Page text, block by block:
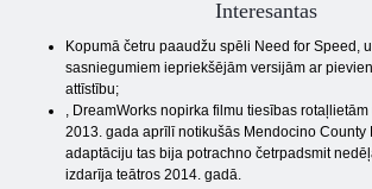
Interesantas
Kopumā četru paaudžu spēli Need for Speed,
sasniegumiem iepriekšējām versijām ar
attīstību;
, DreamWorks nopirka filmu tiesības
2013. gada aprīlī notikušās Mendocino County
adaptāciju tas bija potrachno četrpadsmit
izdarīja teātros 2014. gadā.